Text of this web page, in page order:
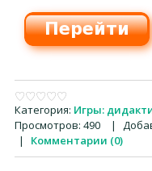
Категория: Игры:
Просмотров: 490 |
|
Комментарии (0)